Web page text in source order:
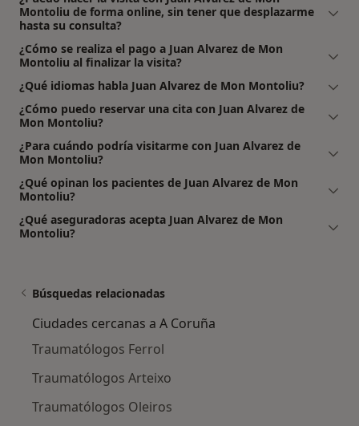
Montoliu de forma online, sin tener que desplazarme
hasta su consulta?
¿Cómo se realiza el pago a Juan Alvarez de Mon
Montoliu al finalizar la visita?
¿Qué idiomas habla Juan Alvarez de Mon Montoliu?
¿Cómo puedo reservar una cita con Juan Alvarez de
Mon Montoliu?
¿Para cuándo podría visitarme con Juan Alvarez de
Mon Montoliu?
¿Qué opinan los pacientes de Juan Alvarez de Mon
Montoliu?
¿Qué aseguradoras acepta Juan Alvarez de Mon
Montoliu?
Búsquedas relacionadas
Ciudades cercanas a A Coruña
Traumatólogos Ferrol
Traumatólogos Arteixo
Traumatólogos Oleiros